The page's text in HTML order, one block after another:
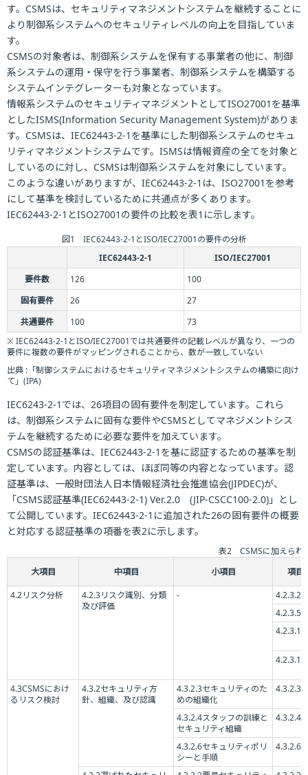
す。CSMSは、セキュリティマネジメントシステムを継続することに
より制御系システムへのセキュリティレベルの向上を目指していま
す。
CSMSの対象者は、制御系システムを保有する事業者の他に、制御
系システムの運用・保守を行う事業者、制御系システムを構築する
システムインテグレーターも対象となっています。
情報系システムのセキュリティマネジメントとしてISO27001を基準
としたISMS(Information Security Management System)がありま
す。CSMSは、IEC62443-2-1を基準にした制御系システムのセキュ
リティマネジメントシステムです。ISMSは情報資産の全てを対象と
しているのに対し、CSMSは制御系システムを対象にしています。
このような違いがありますが、IEC62443-2-1は、ISO27001を参考
にして基準を検討しているために共通点が多くあります。
IEC62443-2-1とISO27001の要件の比較を表1に示します。
図1 IEC62443-2-1とISO/IEC27001の要件の分析
IEC62443-2-1
ISO/IEC27001
要件数
126
100
固有要件
26
27
共通要件
100
73
※ IEC62443-2-1とISO/IEC27001では共通要件の記載レベルが異なり、一つの
要件に複数の要件がマッピングされることから、数が一致していない
出典 :「制御システムにおけるセキュリティマネジメントシステムの構築に向け
て」(IPA)
IEC6243-2-1では、26項目の固有要件を制定しています。これら
は、制御系システムに固有な要件やCSMSとしてマネジメントシス
テムを継続するために必要な要件を加えています。
CSMSの認証基準は、IEC62443-2-1を基に認証するための基準を制
定しています。内容としては、ほぼ同等の内容となっています。認
証基準は、一般財団法人日本情報経済社会推進協会(JIPDEC)が、
「CSMS認証基準(IEC62443-2-1) Ver.2.0 (JIP-CSCC100-2.0)」とし
て公開しています。IEC62443-2-1に追加された26の固有要件の概要
と対応する認証基準の項番を表2に示します。
表2 CSMSに加えられ
大項目
中項目 小項目
項目
4.2リスク分析
4.2.3リスク識別、分類
及び評価
-
4.2.3.2
4.2.3.5
4.2.3.11
4.2.3.12
4.3CSMSにおけ
るリスク検討
4.3.2セキュリティ方
針、組織、及び認識
4.3.2.3セキュリティのた
めの組織化
4.3.2.3.2
4.3.2.4スタッフの訓練と
セキュリティ組織
4.3.2.4.5
4.3.2.6セキュリティポリ
シーと手順
4.3.2.6.3